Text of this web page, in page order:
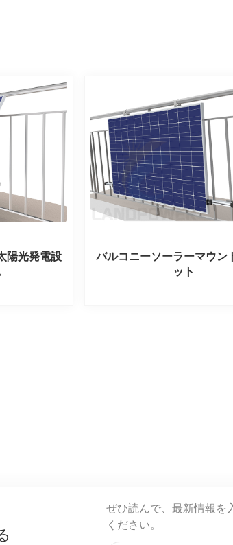
陽光発電設
バルコニーソーラーマウン
ット
ぜひ読んで、最新情報を
ください。